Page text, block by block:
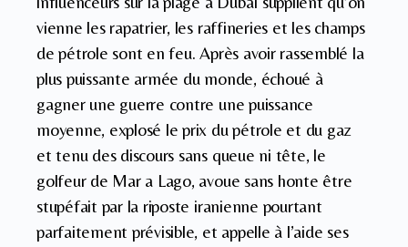
vienne les rapatrier, les raffineries et les champs
de pétrole sont en feu. Après avoir rassemblé la
plus puissante armée du monde, échoué à
gagner une guerre contre une puissance
moyenne, explosé le prix du pétrole et du gaz
et tenu des discours sans queue ni tête, le
golfeur de Mar a Lago, avoue sans honte être
stupéfait par la riposte iranienne pourtant
parfaitement prévisible, et appelle à l’aide ses